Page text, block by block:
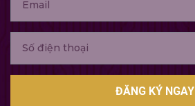
ĐĂNG KÝ NGAY